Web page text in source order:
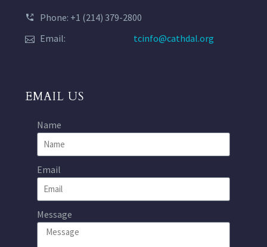
Phone: +1 (214) 379-2800
Email:
tcinfo@cathdal.org
EMAIL US
Name
Email
Message